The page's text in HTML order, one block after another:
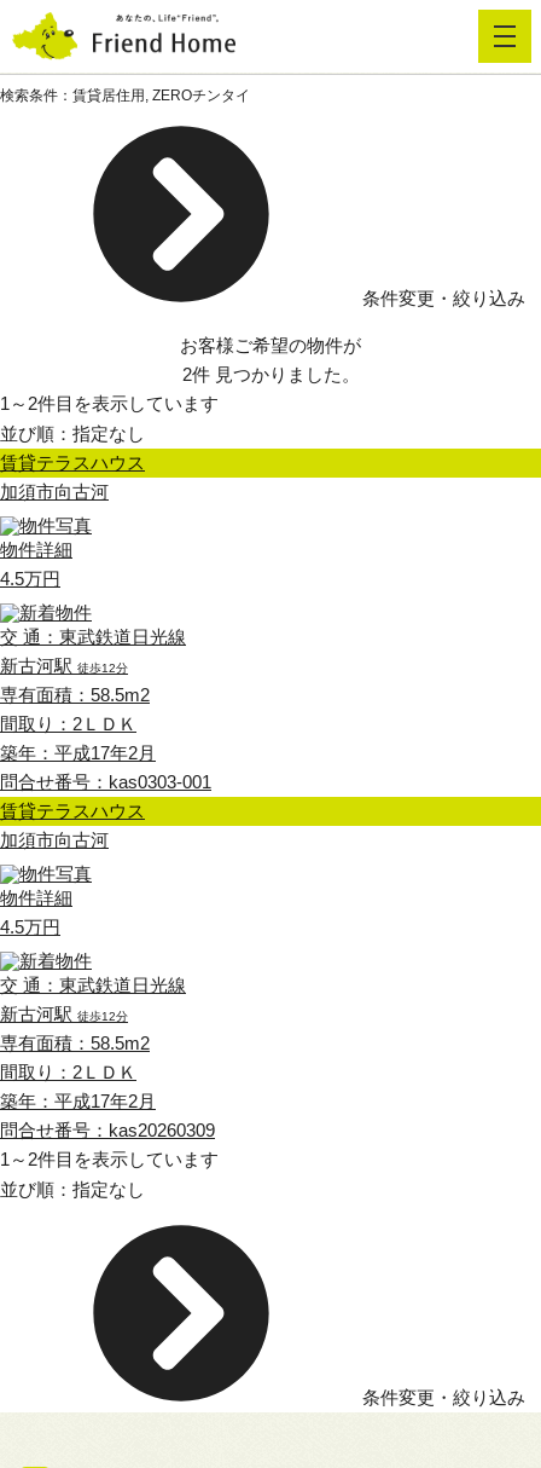
貸したい
企業情報
採用情報
入居者様ログイン
業者様はこちら
来店予約 お問い合わせ
検索条件： 賃貸居住用, ZEROチンタイ
条件変更・絞り込み
お客様ご希望の物件が
2件見つかりました。
1 ～ 2件目を表示しています
賃貸テラスハウス
加須市向古河
物件詳細
4.5万円
交 通：東武鉄道日光線
新古河駅 徒歩12分
専有面積：58.5m2
間取り：2ＬＤＫ
築年：平成17年2月
問合せ番号：kas0303-001
賃貸テラスハウス
加須市向古河
物件詳細
4.5万円
交 通：東武鉄道日光線
新古河駅 徒歩12分
専有面積：58.5m2
間取り：2ＬＤＫ
築年：平成17年2月
問合せ番号：kas20260309
1 ～ 2件目を表示しています
条件変更・絞り込み